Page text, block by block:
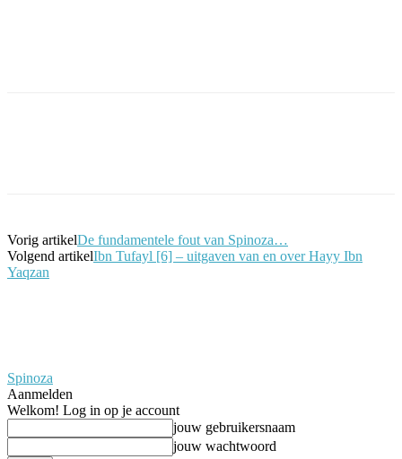
Vorig artikelDe fundamentele fout van Spinoza…
Volgend artikelIbn Tufayl [6] – uitgaven van en over Hayy Ibn
Yaqzan
Spinoza
Aanmelden
Welkom! Log in op je account
jouw gebruikersnaam
jouw wachtwoord